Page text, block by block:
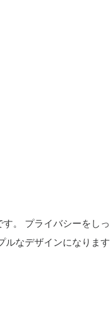
。 プライバシーをしっ
ルなデザインになります